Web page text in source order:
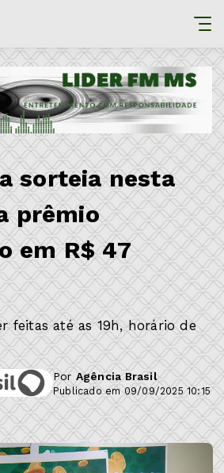
sorteia nesta
prêmio
em R$ 47
feitas até as 19h, horário de
Por Agência Brasil
Publicado em 09/09/2025 10:15